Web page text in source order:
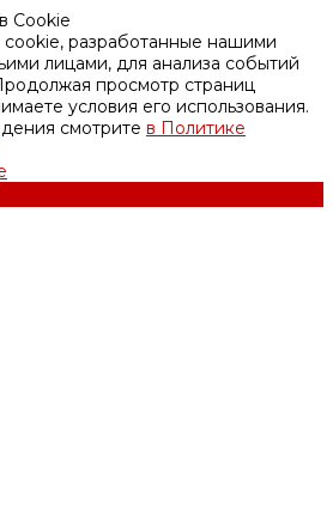
Cookie
разработанные нашими
лицами, для анализа событий
просмотр страниц
условия его использования.
смотрите в Политике